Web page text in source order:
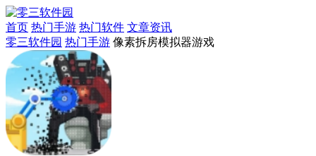
首页 热门手游 热门软件 文章资讯
零三软件园 热门手游 像素拆房模拟器游戏